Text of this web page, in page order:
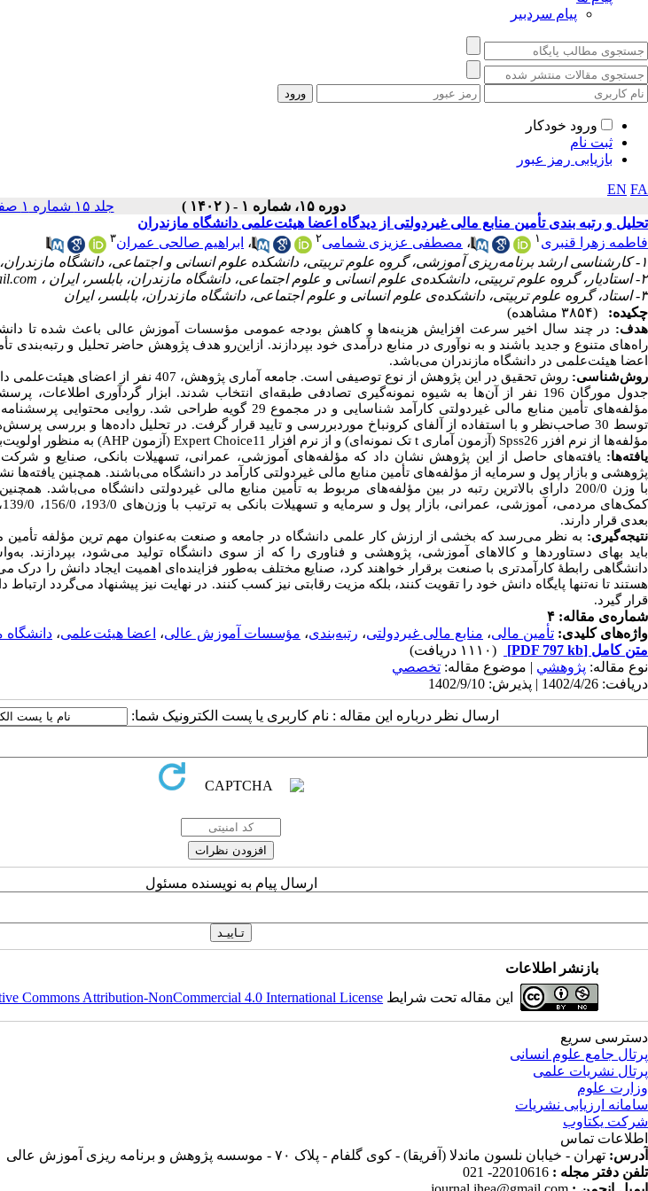
پیام سردبیر
ورود خودکار
ثبت نام
بازیابی رمز عبور
EN FA
دوره ۱۵، شماره ۱ - ( ۱۴۰۲ )
جلد ۱۵ شماره ۱ صفحات ۷۹-۵۵
تحلیل و رتبه‌ بندی تأمین منابع مالی غیردولتی از دیدگاه اعضا هیئت‌علمی دانشگاه مازندران
فاطمه زهرا قنبری ۱ ، مصطفی عزیزی شمامی۲ ، ابراهیم صالحی عمران۳
۱- کارشناسی ارشد برنامه‌ریزی آموزشی، گروه علوم تربیتی، دانشکده علوم انسانی و اجتماعی، دانشگاه مازندران، بابلسر، ایران
۲- استادیار، گروه علوم تربیتی، دانشکده‌ی علوم انسانی و علوم اجتماعی، دانشگاه مازندران، بابلسر، ایران ،
۳- استاد، گروه علوم تربیتی، دانشکده‌ی علوم انسانی و علوم اجتماعی، دانشگاه مازندران، بابلسر، ایران
چکیده:
(۳۸۵۴ مشاهده)
هدف: در چند سال اخیر سرعت افزایش هزینه‌ها و کاهش بودجه عمومی مؤسسات آموزش عالی باعث شده تا
راه‌های متنوع و جدید باشند و به نوآوری در منابع درآمدی خود بپردازند. ازاین‌رو هدف پژوهش حاضر تحلیل و رتبه‌بندی
اعضا هیئت‌علمی در دانشگاه مازندران می‌باشد.
روش‌شناسی: روش تحقیق در این پژوهش از نوع توصیفی است. جامعه آماری پژوهش
، 407 نفر از اعضای
جدول مورگان 196 نفر از آن‌ها به شیوه نمونه‌گیری تصادفی طبقه‌ای انتخاب شدند. ابزار گردآوری
توسط 30 صاحب‌نظر و با استفاده از آلفای کرونباخ موردبررسی و تایید قرار گرفت. در تحلیل داده‌ها و
مؤلفه‌ها از نرم افزر Spss26 (آزمون آماری t تک نمونه‌ای) و از نرم افزار Expert Choice11 (آزمون AHP) به منظور
یافته‌ها: یافته‌های حاصل از این پژوهش نشان داد که مؤلفه‌های آموزشی، عمرانی، تسهیلات بانکی، صنایع و
پژوهشی و بازار پول و سرمایه از مؤلفه‌های تأمین منابع مالی غیردولتی کارآمد در دانشگاه می‌باشند. همچنین یافته‌ها
با وزن 200/0 دارای بالاترین رتبه در بین مؤلفه‌های مربوط به تأمین منابع مالی غیردولتی دانشگاه می‌باشد.
بعدی قرار دارند.
نتیجه‌گیری: به نظر می‌رسد که بخشی از ارزش کار علمی دانشگاه در جامعه و صنعت به‌عنوان مهم ترین مؤلفه تأمین
باید بهای دستاوردها و کالاهای آموزشی، پژوهشی و فناوری را که از سوی دانشگاه تولید می‌شود، بپردازند.
دانشگاهی رابطۀ کارآمدتری با صنعت برقرار خواهند کرد، صنایع مختلف به‌طور فزاینده‌ای اهمیت ایجاد دانش را درک
هستند تا نه‌تنها پایگاه دانش خود را تقویت کنند، بلکه مزیت رقابتی نیز کسب کنند. در نهایت نیز پیشنهاد می‌گردد ارتباط
قرار گیرد.
شماره‌ی مقاله: ۴
واژه‌های کلیدی: تأمین مالی، منابع مالی غیردولتی، رتبه‌بندی، مؤسسات آموزش عالی، اعضا هیئت‌علمی، دانشگاه
متن کامل [PDF 797 kb]
(۱۱۱۰ دریافت)
نوع مقاله: پژوهشي | موضوع مقاله: تخصصي
دریافت: 1402/4/26 | پذیرش: 1402/9/10
ارسال نظر درباره این مقاله : نام کاربری یا پست الکترونیک شما:
ارسال پیام به نویسنده مسئول
بازنشر اطلاعات
این مقاله تحت شرایط Commons Attribution-NonCommercial 4.0 International License
دسترسی سریع
پرتال جامع علوم انسانی
پرتال نشریات علمی
وزارت علوم
سامانه ارزیابی نشریات
شرکت یکتاوب
اطلاعات تماس
آدرس: تهران - خیابان نلسون ماندلا (آفریقا) - کوی گلفام - پلاک ۷۰ - موسسه پژوهش و برنامه ریزی آموزش عالی
تلفن دفتر مجله : 22010616- 021